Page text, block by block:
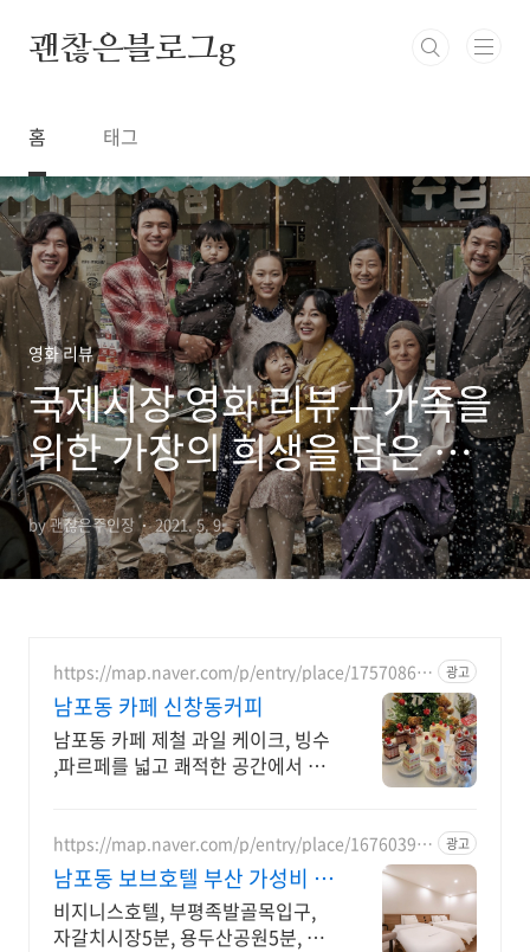
괜찮은블로그g
홈 태그
영화 리뷰
국제시장 영화 리뷰 – 가족을
위한 가장의 희생을 담은 영
화
by 괜찮은주인장 2021. 5. 9.
https://map.naver.com/p/entry/place/17570866
00
광고
남포동 카페 신창동커피
남포동 카페 제철 과일 케이크, 빙수
,파르페를 넓고 쾌적한 공간에서 즐
https://map.naver.com/p/entry/place/16760397
19
광고
남포동 보브호텔 부산 가성비 숙
소는 여기!
비지니스호텔, 부평족발골목입구,
자갈치시장5분, 용두산공원5분, 남